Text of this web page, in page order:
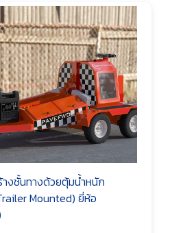
งชั้นทางด้วยตุ้มน้ำหนัก
Mounted) ยี่ห้อ